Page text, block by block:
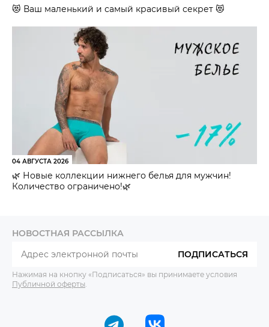
😻 Ваш маленький и самый красивый секрет 😻
04 АВГУСТА 2026
🌿 Новые коллекции нижнего белья для мужчин!
Количество ограничено!🌿
НОВОСТНАЯ РАССЫЛКА
ПОДПИСАТЬСЯ
Нажимая на кнопку «Подписаться» вы принимаете условия
Публичной оферты